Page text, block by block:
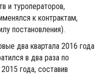
и туроператоров,
к контрактам,
постановления).
два квартала 2016 года
в два раза по
года, составив